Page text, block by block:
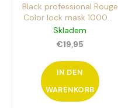
Black professional Rouge
Color lock mask 1000ml
Maske für coloriertes
Haar
Skladem
€19,95
IN DEN
WARENKORB